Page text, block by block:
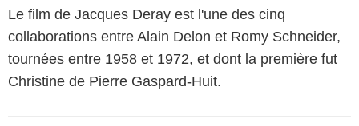
Le film de Jacques Deray est l'une des cinq
collaborations entre Alain Delon et Romy Schneider,
tournées entre 1958 et 1972, et dont la première fut
Christine de Pierre Gaspard-Huit.